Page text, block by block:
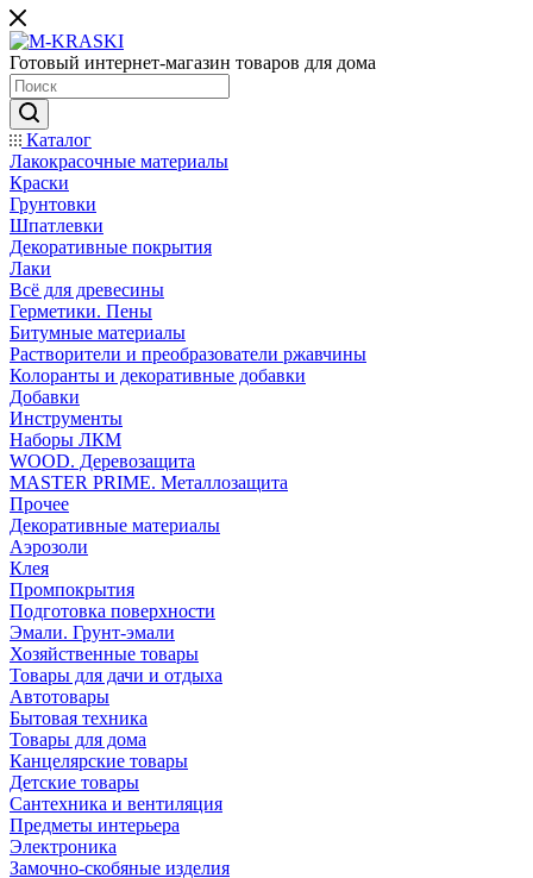
Готовый интернет-магазин товаров для дома
Каталог
Лакокрасочные материалы
Краски
Грунтовки
Шпатлевки
Декоративные покрытия
Лаки
Всё для древесины
Герметики. Пены
Битумные материалы
Растворители и преобразователи ржавчины
Колоранты и декоративные добавки
Добавки
Инструменты
Наборы ЛКМ
WOOD. Деревозащита
MASTER PRIME. Металлозащита
Прочее
Декоративные материалы
Аэрозоли
Клея
Промпокрытия
Подготовка поверхности
Эмали. Грунт-эмали
Хозяйственные товары
Товары для дачи и отдыха
Автотовары
Бытовая техника
Товары для дома
Канцелярские товары
Детские товары
Сантехника и вентиляция
Предметы интерьера
Электроника
Замочно-скобяные изделия